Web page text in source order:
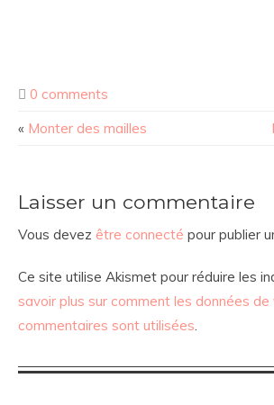
0 comments
« Monter des mailles
Laisser un commentaire
Vous devez être connecté pour publier
Ce site utilise Akismet pour réduire les
savoir plus sur comment les données de
commentaires sont utilisées.